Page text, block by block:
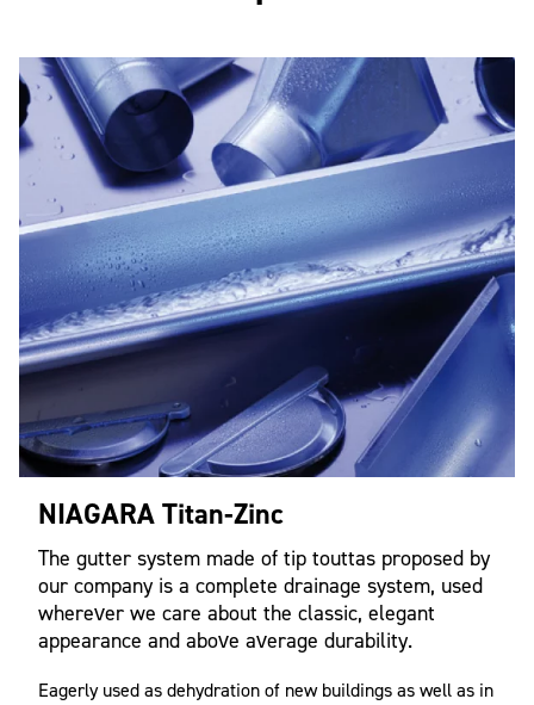
NIAGARA Titan-Zinc
The gutter system made of tip touttas proposed by
our company is a complete drainage system, used
wherever we care about the classic, elegant
appearance and above average durability.
Eagerly used as dehydration of new buildings as well as in